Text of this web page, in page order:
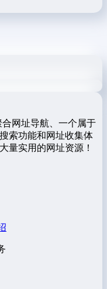
网址导航、一个属于
索功能和网址收集体
量实用的网址资源！